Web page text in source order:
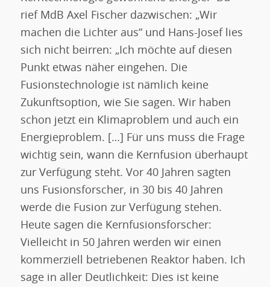
rief MdB Axel Fischer dazwischen: „Wir
machen die Lichter aus“ und Hans-Josef lies
sich nicht beirren: „Ich möchte auf diesen
Punkt etwas näher eingehen. Die
Fusionstechnologie ist nämlich keine
Zukunftsoption, wie Sie sagen. Wir haben
schon jetzt ein Klimaproblem und auch ein
Energieproblem. […] Für uns muss die Frage
wichtig sein, wann die Kernfusion überhaupt
zur Verfügung steht. Vor 40 Jahren sagten
uns Fusionsforscher, in 30 bis 40 Jahren
werde die Fusion zur Verfügung stehen.
Heute sagen die Kernfusionsforscher:
Vielleicht in 50 Jahren werden wir einen
kommerziell betriebenen Reaktor haben. Ich
sage in aller Deutlichkeit: Dies ist keine